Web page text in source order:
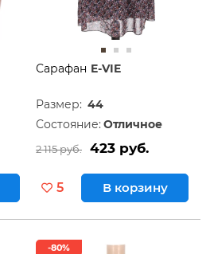
Сарафан E-VIE
Размер: 44
Состояние: Отличное
2 115 руб. 423 руб.
5 В корзину
-80%